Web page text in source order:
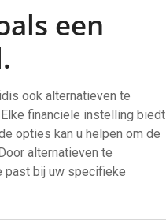
een
ook alternatieven te
financiële instelling biedt
opties kan u helpen om de
alternatieven te
past bij uw specifieke